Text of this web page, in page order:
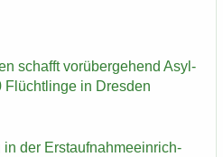
schafft vor­über­ge­hend Asyl­
Flücht­lin­ge in Dres­den
in der Erst­auf­nah­me­ein­rich­